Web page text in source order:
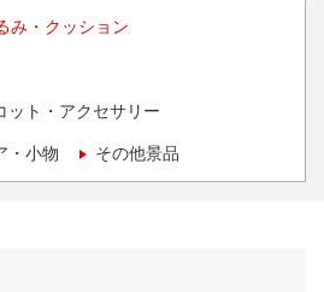
み・クッション
ット・アクセサリー
・小物 その他景品